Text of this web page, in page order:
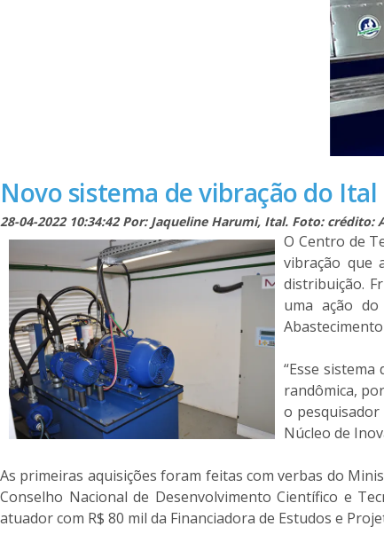
Novo sistema de vibração do
28-04-2022 10:34:42 Por: Jaqueline Harumi, Ital. Foto:
O Centro de
vibração que
distribuição.
uma ação
“Esse
randômica,
o pesquisador
Núcleo de
As primeiras aquisições foram feitas com verbas do
Conselho Nacional de Desenvolvimento Científico e
atuador com R$ 80 mil da Financiadora de Estudos e